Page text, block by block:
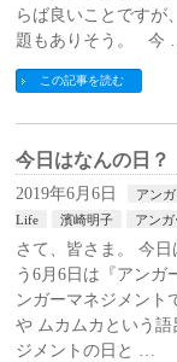
らば良いことですが
題もありそう。 今
この記事を読む
今日はなんの日？
2019年6月6日 アン
Life
濱崎明子 アン
さて、皆さま。 今
う6月6日は『アン
ンガーマネジメント
や ムカムカという
ジメントの日と …